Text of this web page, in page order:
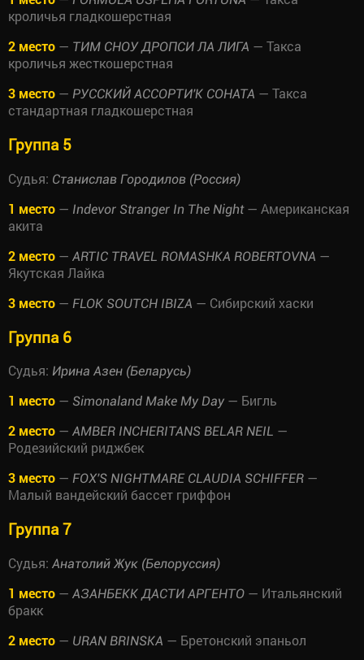
кроличья гладкошерстная
2 место — ТИМ СНОУ ДРОПСИ ЛА ЛИГА — Такса
кроличья жесткошерстная
3 место — РУССКИЙ АССОРТИ'К СОНАТА — Такса
стандартная гладкошерстная
Группа 5
Судья: Станислав Городилов (Россия)
1 место — Indevor Stranger In The Night— Американская
акита
2 место — ARTIC TRAVEL ROMASHKA ROBERTOVNA —
Якутская Лайка
3 место — FLOK SOUTCH IBIZA — Сибирский хаски
Группа 6
Судья: Ирина Азен (Беларусь)
1 место — Simonaland Make My Day — Бигль
2 место — AMBER INCHERITANS BELAR NEIL —
Родезийский риджбек
3 место — FOX'S NIGHTMARE CLAUDIA SCHIFFER —
Малый вандейский бассет гриффон
Группа 7
Судья: Анатолий Жук (Белоруссия)
1 место — АЗАНБЕКК ДАСТИ АРГЕНТО — Итальянский
бракк
2 место — URAN BRINSKA — Бретонский эпаньол